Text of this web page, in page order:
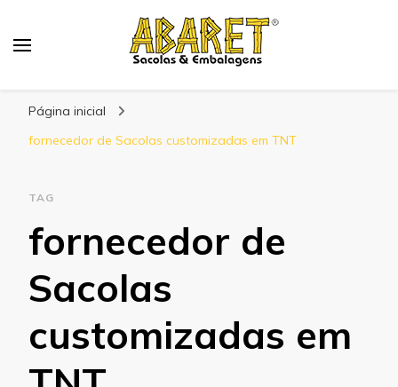
Página inicial
fornecedor de Sacolas customizadas em TNT
TAG
fornecedor de
Sacolas
customizadas em